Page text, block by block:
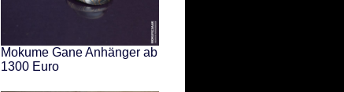
Mokume Gane Anhänger ab
1300 Euro